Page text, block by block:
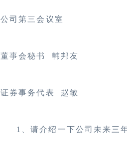
公司第三会议室
董事会秘书 韩邦友
证券事务代表 赵敏
1、请介绍一下公司未来三